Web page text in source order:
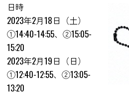
日時
2023年2月18日（土）
①14:40-14:55、②15:05-
15:20
2023年2月19日（日）
①12:40-12:55、②13:05-
13:20